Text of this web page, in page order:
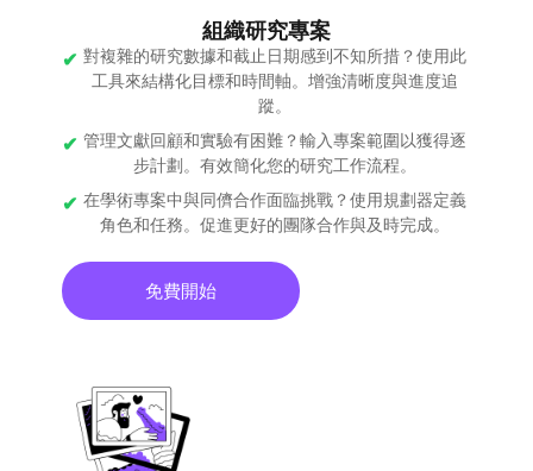
組織研究專案
對複雜的研究數據和截止日期感到不知所措？使用此
工具來結構化目標和時間軸。增強清晰度與進度追
蹤。
管理文獻回顧和實驗有困難？輸入專案範圍以獲得逐
步計劃。有效簡化您的研究工作流程。
在學術專案中與同儕合作面臨挑戰？使用規劃器定義
角色和任務。促進更好的團隊合作與及時完成。
免費開始